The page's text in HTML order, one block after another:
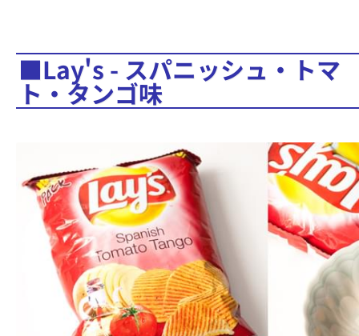
■Lay's - スパニッシュ・トマ
ト・タンゴ味